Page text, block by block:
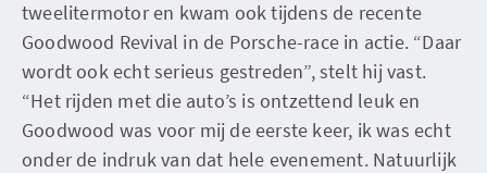
tweelitermotor en kwam ook tijdens de recente
Goodwood Revival in de Porsche-race in actie. “Daar
wordt ook echt serieus gestreden”, stelt hij vast.
“Het rijden met die auto’s is ontzettend leuk en
Goodwood was voor mij de eerste keer, ik was echt
onder de indruk van dat hele evenement. Natuurlijk